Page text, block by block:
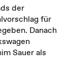
der
für
Danach
Sauer als